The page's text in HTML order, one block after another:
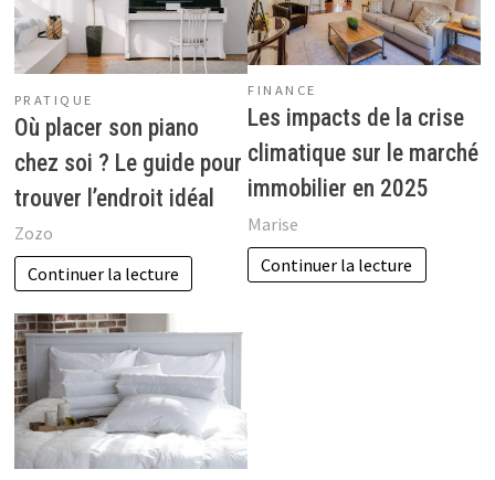
PRATIQUE
Où placer son piano
chez soi ? Le guide pour
trouver l’endroit idéal
Zozo
Continuer la lecture
FINANCE
Les impacts de la crise
climatique sur le marché
immobilier en 2025
Marise
Continuer la lecture